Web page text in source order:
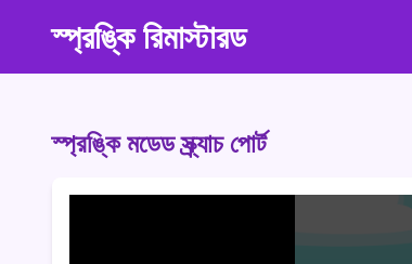
স্প্রঙ্কি রিমাস্টারড
স্প্রঙ্কি মডেড স্ক্র্যাচ পোর্ট